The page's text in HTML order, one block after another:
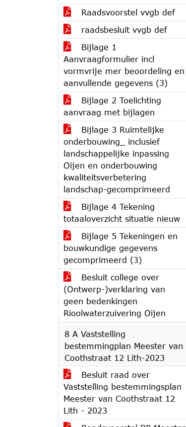
Raadsvoorstel vvgb def
raadsbesluit vvgb def
Bijlage 1
Aanvraagformulier incl
vormvrije mer beoordeling en
aanvullende gegevens (3)
Bijlage 2 Toelichting
aanvraag met bijlagen
Bijlage 3 Ruimtelijke
onderbouwing_ inclusief
landschappelijke inpassing
Oijen en onderbouwing
kwaliteitsverbetering
landschap-gecomprimeerd
Bijlage 4 Tekening
totaaloverzicht situatie nieuw
Bijlage 5 Tekeningen en
bouwkundige gegevens
gecomprimeerd (3)
Besluit college over
(Ontwerp-)verklaring van
geen bedenkingen
Rioolwaterzuivering Oijen
8 A Vaststelling
bestemmingplan Meester van
Coothstraat 12 Lith-2023
Besluit raad over
Vaststelling bestemmingsplan
Meester van Coothstraat 12
Lith - 2023